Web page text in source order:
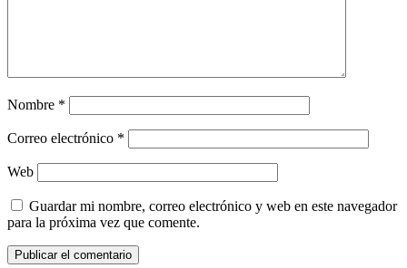
Nombre *
Correo electrónico *
Web
Guardar mi nombre, correo electrónico y web en este navegador
para la próxima vez que comente.